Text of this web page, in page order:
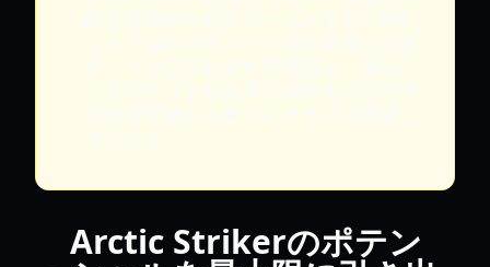
Arctic Strikerのポテン